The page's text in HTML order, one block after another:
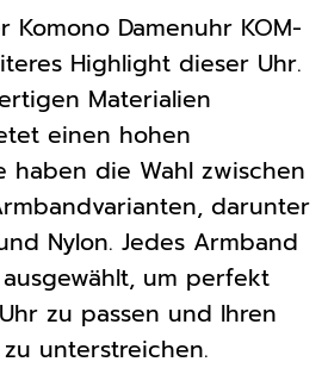
Komono Damenuhr KOM-
Highlight dieser Uhr.
Materialien
einen hohen
haben die Wahl zwischen
darunter
Nylon. Jedes Armband
um perfekt
zu passen und Ihren
unterstreichen.